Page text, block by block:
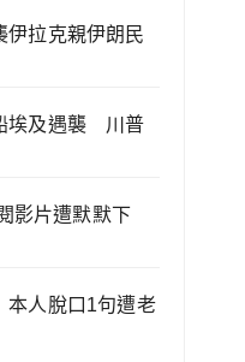
伊拉克親伊朗民
埃及遇襲 川普
影片遭默默下
人脫口1句遭老